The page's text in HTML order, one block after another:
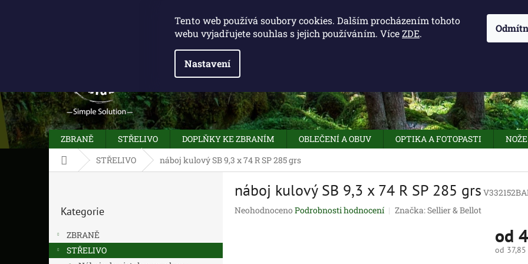
Tento web používá soubory cookies. Dalším procházením tohoto
webu vyjadřujete souhlas s jejich používáním. VíceZDE.
Nastavení
ZBRANĚ STŘELIVO DOPLŇKY KE ZBRANÍM OBLEČENÍ A OBUV OPTIKA A FOTOPASTI NOŽE
Domů STŘELIVO náboj kulový SB 9,3 x 74 R SP 285 grs
a
n
kategorie
Kategorie
ZBRANĚ
STŘELIVO
náboj kulový SB 9,3 x 74 R SP 285 grs
Průměrné
Neohodnoceno Podrobnosti hodnocení Značka:Sellier & Bellot
od
od 37,85